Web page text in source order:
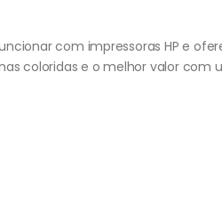
com impressoras HP e
coloridas e o melhor valor